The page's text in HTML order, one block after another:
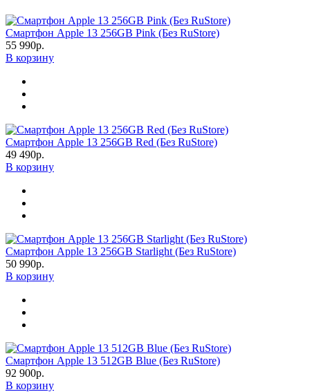
Смартфон Apple 13 256GB Pink (Без RuStore)
55 990р.
В корзину
Смартфон Apple 13 256GB Red (Без RuStore)
49 490р.
В корзину
Смартфон Apple 13 256GB Starlight (Без RuStore)
50 990р.
В корзину
Смартфон Apple 13 512GB Blue (Без RuStore)
92 900р.
В корзину